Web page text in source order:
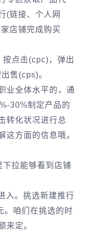
(链接、个人网
店铺完成购买
按点击(cpc)，弹出
售(cps)。
业全体水平的，通
30%制定产品的
转化状况进行总
这方面的信息哦。
拉能够看到店铺
入。挑选新建推行
。咱们在挑选的时
来定。